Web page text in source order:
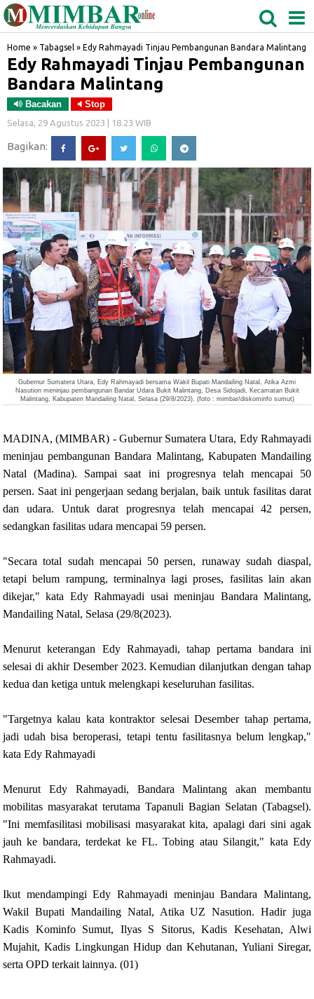
BIDANGRO
Home » Tabagsel » Edy Rahmayadi Tinjau Pembangunan Bandara Malintang
Edy Rahmayadi Tinjau Pembangunan
Bandara Malintang
Bacakan Stop
Selasa, 29 Agustus 2023 | 18.23 WIB
Bagikan:
Gubernur Sumatera Utara, Edy Rahmayadi bersama Wakil Bupati Mandailing Natal, Atika Azmi
Nasution meninjau pembangunan Bandar Udara Bukit Malintang, Desa Sidojadi, Kecamatan Bukit
Malintang, Kabupaten Mandailing Natal, Selasa (29/8/2023). (foto : mimbar/diskominfo sumut)
MADINA, (MIMBAR) - Gubernur Sumatera Utara, Edy Rahmayadi
meninjau pembangunan Bandara Malintang, Kabupaten Mandailing
Natal (Madina). Sampai saat ini progresnya telah mencapai 50
persen. Saat ini pengerjaan sedang berjalan, baik untuk fasilitas darat
dan udara. Untuk darat progresnya telah mencapai 42 persen,
sedangkan fasilitas udara mencapai 59 persen.
"Secara total sudah mencapai 50 persen, runaway sudah diaspal,
tetapi belum rampung, terminalnya lagi proses, fasilitas lain akan
dikejar," kata Edy Rahmayadi usai meninjau Bandara Malintang,
Mandailing Natal, Selasa (29/8(2023).
Menurut keterangan Edy Rahmayadi, tahap pertama bandara ini
selesai di akhir Desember 2023. Kemudian dilanjutkan dengan tahap
kedua dan ketiga untuk melengkapi keseluruhan fasilitas.
"Targetnya kalau kata kontraktor selesai Desember tahap pertama,
jadi udah bisa beroperasi, tetapi tentu fasilitasnya belum lengkap,"
kata Edy Rahmayadi
Menurut Edy Rahmayadi, Bandara Malintang akan membantu
mobilitas masyarakat terutama Tapanuli Bagian Selatan (Tabagsel).
"Ini memfasilitasi mobilisasi masyarakat kita, apalagi dari sini agak
jauh ke bandara, terdekat ke FL. Tobing atau Silangit," kata Edy
Rahmayadi.
Ikut mendampingi Edy Rahmayadi meninjau Bandara Malintang,
Wakil Bupati Mandailing Natal, Atika UZ Nasution. Hadir juga
Kadis Kominfo Sumut, Ilyas S Sitorus, Kadis Kesehatan, Alwi
Mujahit, Kadis Lingkungan Hidup dan Kehutanan, Yuliani Siregar,
serta OPD terkait lainnya. (01)